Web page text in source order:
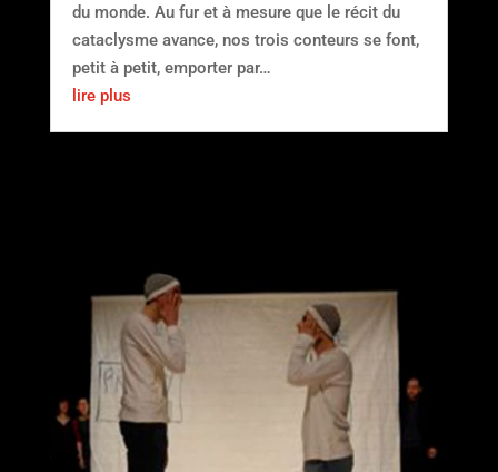
du monde. Au fur et à mesure que le récit du
cataclysme avance, nos trois conteurs se font,
petit à petit, emporter par…
lire plus